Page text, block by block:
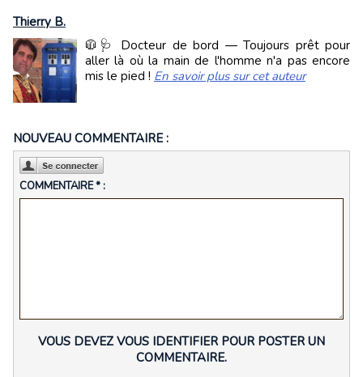
Thierry B.
🧥🩺 Docteur de bord — Toujours prêt pour
aller là où la main de l'homme n'a pas encore
mis le pied ! En savoir plus sur cet auteur
NOUVEAU COMMENTAIRE :
COMMENTAIRE * :
VOUS DEVEZ VOUS IDENTIFIER POUR POSTER UN
COMMENTAIRE.